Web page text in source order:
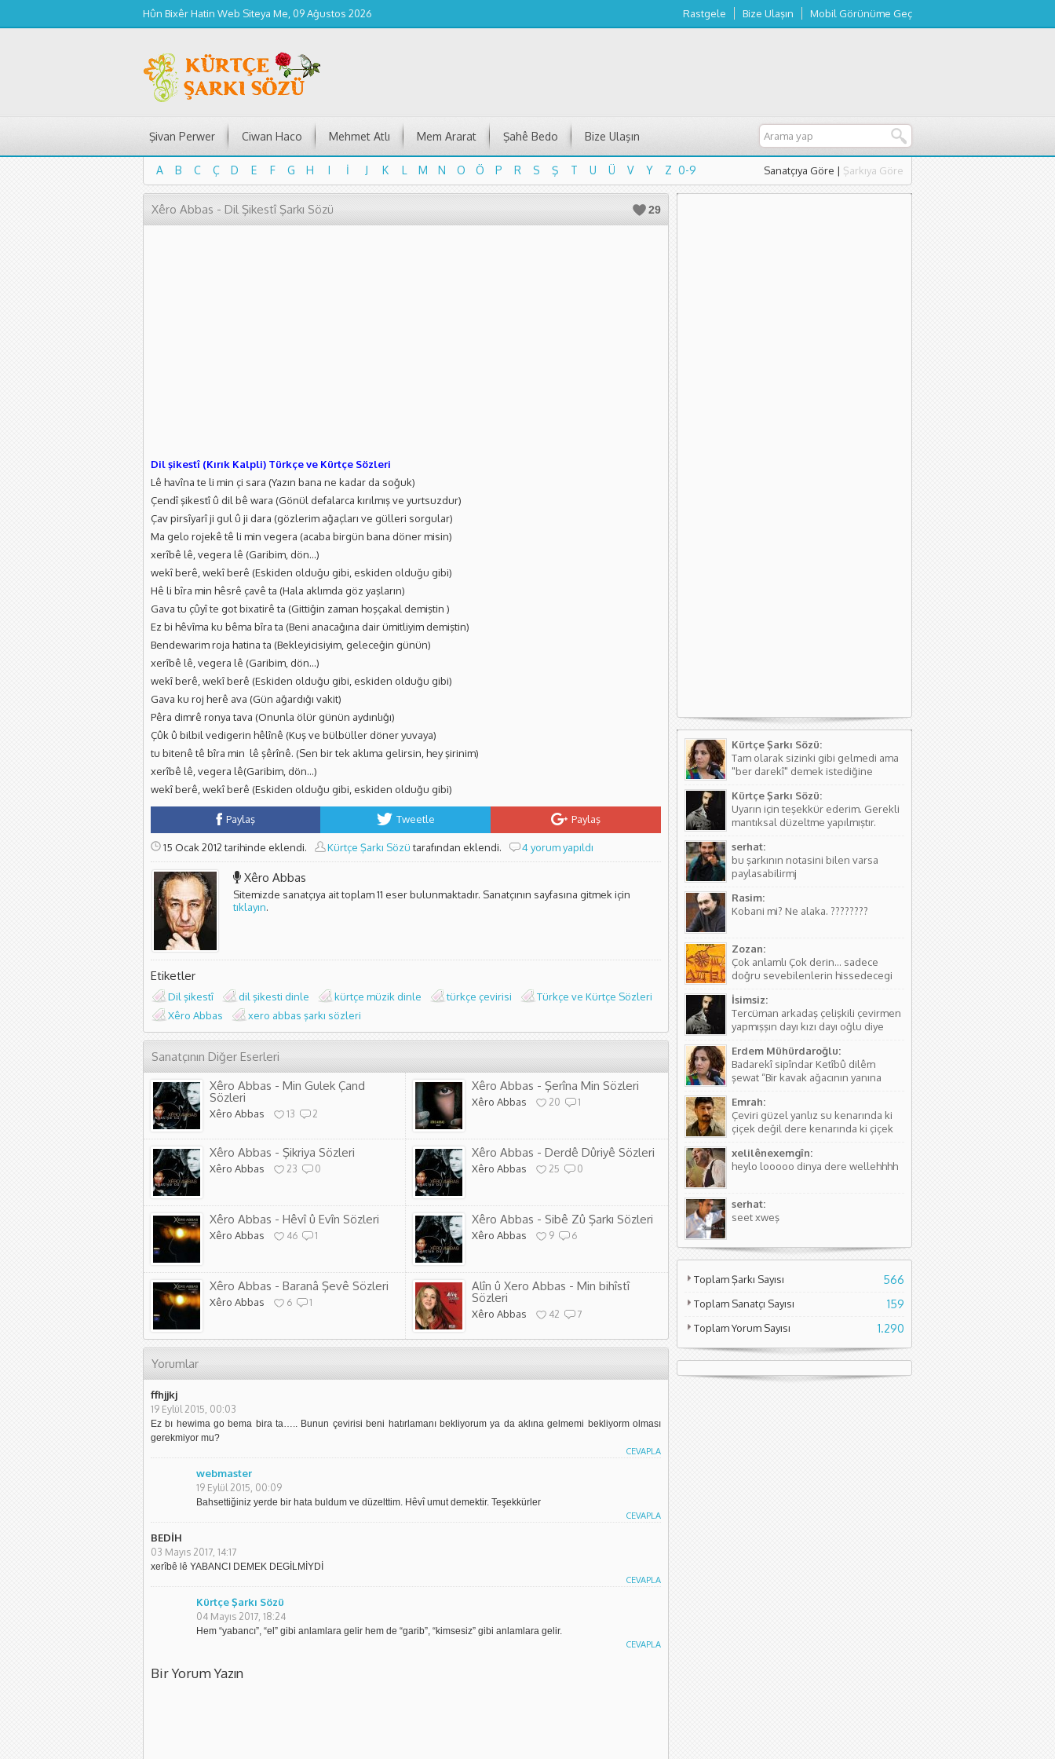
Hûn Bixêr Hatin Web Siteya Me, 09 Ağustos 2026 Rastgele Bize Ulaşın Mobil Görünüme Geç
Şivan Perwer Ciwan Haco Mehmet Atlı Mem Ararat Şahê Bedo Bize Ulaşın
A B C Ç D E F G H I İ J K L M N O Ö P R S Ş T U Ü V Y Z 0-9
A
B C Ç D E F G H I İ J K L M N O Ö P R S Ş T U Ü V Y Z 0-9
Sanatçıya Göre | Şarkıya Göre
29
Xêro Abbas - Dil Şikestî Şarkı Sözü
Dil şikestî (Kırık Kalpli) Türkçe ve Kürtçe Sözleri
Lê havîna te li min çi sara (Yazın bana ne kadar da soğuk)
Çendî şikestî û dil bê wara (Gönül defalarca kırılmış ve yurtsuzdur)
Çav pirsîyarî ji gul û ji dara (gözlerim ağaçları ve gülleri sorgular)
Ma gelo rojekê tê li min vegera (acaba birgün bana döner misin)
xerîbê lê, vegera lê (Garibim, dön…)
wekî berê, wekî berê (Eskiden olduğu gibi, eskiden olduğu gibi)
Hê li bîra min hêsrê çavê ta (Hala aklımda göz yaşların)
Gava tu çûyî te got bixatirê ta (Gittiğin zaman hoşçakal demiştin )
Ez bi hêvîma ku bêma bîra ta (Beni anacağına dair ümitliyim demiştin)
Bendewarim roja hatina ta (Bekleyicisiyim, geleceğin günün)
xerîbê lê, vegera lê (Garibim, dön…)
wekî berê, wekî berê (Eskiden olduğu gibi, eskiden olduğu gibi)
Gava ku roj herê ava (Gün ağardığı vakit)
Pêra dimrê ronya tava (Onunla ölür günün aydınlığı)
Çûk û bilbil vedigerin hêlînê (Kuş ve bülbüller döner yuvaya)
tu bitenê tê bîra min lê şêrînê. (Sen bir tek aklıma gelirsin, hey şirinim)
xerîbê lê, vegera lê(Garibim, dön…)
wekî berê, wekî berê (Eskiden olduğu gibi, eskiden olduğu gibi)
Paylaş Tweetle Paylaş
15 Ocak 2012 tarihinde eklendi. Kürtçe Şarkı Sözütarafından eklendi. 4 yorum yapıldı
Xêro Abbas
Sitemizde sanatçıya ait toplam 11 eser bulunmaktadır. Sanatçının sayfasına gitmek için
tıklayın.
Etiketler
Dil şikestî dil şikesti dinle kürtçe müzik dinle türkçe çevirisi
Türkçe ve Kürtçe Sözleri
Xêro Abbas
xero abbas şarkı sözleri
Sanatçının Diğer Eserleri
Xêro Abbas - Min Gulek Çand
Sözleri
Xêro Abbas 13 2
Xêro Abbas - Şerîna Min Sözleri
Xêro Abbas 20 1
Xêro Abbas - Şikriya Sözleri
Xêro Abbas 23 0
Xêro Abbas - Derdê Dûriyê Sözleri
Xêro Abbas 25 0
Xêro Abbas - Hêvî û Evîn Sözleri
Xêro Abbas 46 1
Xêro Abbas - Sibê Zû Şarkı Sözleri
Xêro Abbas 9 6
Xêro Abbas - Baranâ Şevê Sözleri
Xêro Abbas 6 1
Alîn û Xero Abbas - Min bihîstî
Sözleri
Xêro Abbas 42 7
Yorumlar
ffhjjkj
19 Eylül 2015, 00:03
Ez bı hewima go bema bira ta….. Bunun çevirisi beni hatırlamanı bekliyorum ya da aklına gelmemi bekliyorm olması
gerekmiyor mu?
CEVAPLA
webmaster
19 Eylül 2015, 00:09
Bahsettiğiniz yerde bir hata buldum ve düzelttim. Hêvî umut demektir. Teşekkürler
CEVAPLA
BEDİH
03 Mayıs 2017, 14:17
xerîbê lê YABANCI DEMEK DEGİLMİYDİ
CEVAPLA
Kürtçe Şarkı Sözü
04 Mayıs 2017, 18:24
Hem “yabancı”, “el” gibi anlamlara gelir hem de “garib”, “kimsesiz” gibi anlamlara gelir.
CEVAPLA
Bir Yorum Yazın
Kürtçe Şarkı Sözü:
Tam olarak sizinki gibi gelmedi ama
"ber darekî" demek istediğine
düzeltmede bulundum. Teşkkürler
Kürtçe Şarkı Sözü:
Uyarın için teşekkür ederim. Gerekli
mantıksal düzeltme yapılmıştır.
serhat:
bu şarkının notasini bilen varsa
paylasabilirmj
Rasim:
Kobani mi? Ne alaka. ????????
Zozan:
Çok anlamlı Çok derin... sadece
doğru sevebilenlerin hissedecegi
İsimsiz:
Tercüman arkadaş çelişkili çevirmen
yapmışşın dayı kızı dayı oğlu diye
vardır biraz aile yapısını öğren ( iki
kişinin...
Erdem Mühürdaroğlu:
Badarekî sipîndar Ketîbû dilêm
şewat “Bir kavak ağacının yanına
Sözlerdeki hikayede birini arıyorlar
ve aradıkları yerde bir kavak
ağacının yanında yere düşmüş
Emrah:
Çeviri güzel yanlız su kenarında ki
çiçek değil dere kenarında ki çiçek
kıymetli olduğunu söylüyor sanırım.
Asıl söyleyen Seyade Şame dur...
xelilênexemgîn:
heylo looooo dinya dere wellehhhh
serhat:
seet xweş
Toplam Şarkı Sayısı 566
Toplam Sanatçı Sayısı 159
Toplam Yorum Sayısı 1.290